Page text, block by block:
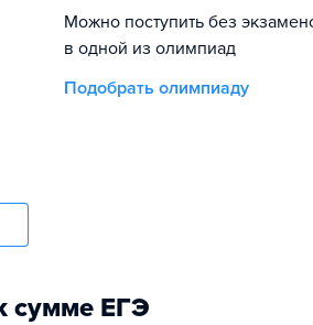
Можно поступить без
в одной из олимпиад
Подобрать олимпиаду
сумме ЕГЭ